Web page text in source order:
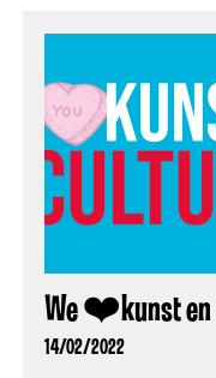
We ❤️kunst
14/02/2022